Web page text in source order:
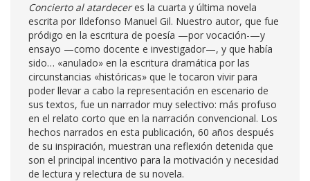
Concierto al atardeceres la cuarta y última novela
escrita por Ildefonso Manuel Gil. Nuestro autor, que fue
pródigo en la escritura de poesía —por vocación-—y
ensayo —como docente e investigador—, y que había
sido… «anulado» en la escritura dramática por las
circunstancias «históricas» que le tocaron vivir para
poder llevar a cabo la representación en escenario de
sus textos, fue un narrador muy selectivo: más profuso
en el relato corto que en la narración convencional. Los
hechos narrados en esta publicación, 60 años después
de su inspiración, muestran una reflexión detenida que
son el principal incentivo para la motivación y necesidad
de lectura y relectura de su novela.